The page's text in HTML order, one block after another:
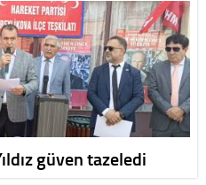
güven tazeledi